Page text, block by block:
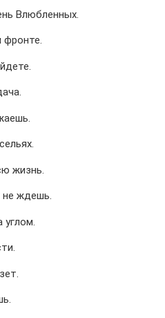
Влюбленных.
фронте.
жизнь.
не ждешь.